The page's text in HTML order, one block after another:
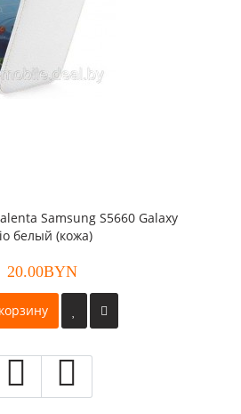
Samsung S5660 Galaxy
белый (кожа)
20.00BYN